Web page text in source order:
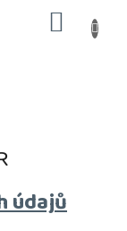
KOŠÍK
údajů